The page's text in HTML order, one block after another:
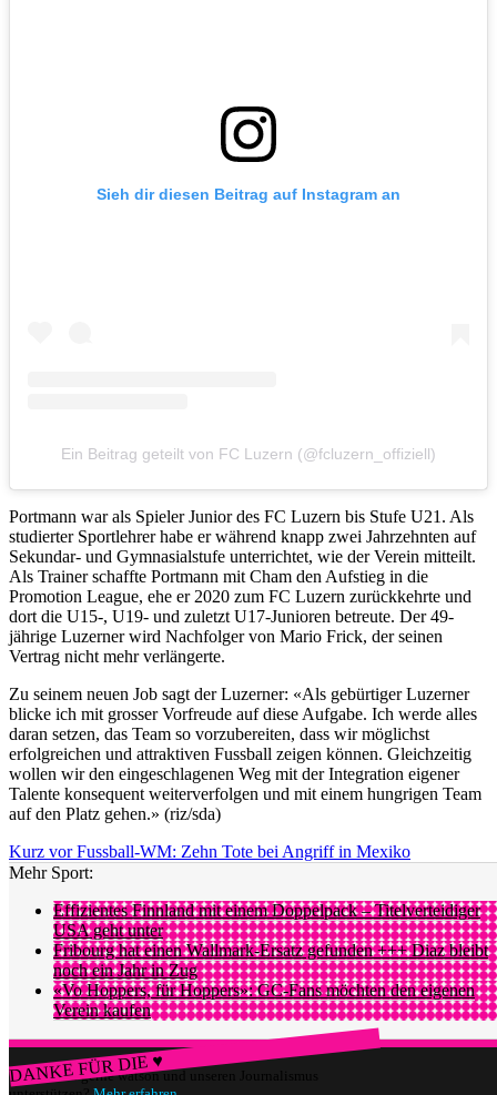
Sieh dir diesen Beitrag auf Instagram an
Ein Beitrag geteilt von FC Luzern (@fcluzern_offiziell)
Portmann war als Spieler Junior des FC Luzern bis Stufe U21. Als
studierter Sportlehrer habe er während knapp zwei Jahrzehnten auf
Sekundar- und Gymnasialstufe unterrichtet, wie der Verein mitteilt.
Als Trainer schaffte Portmann mit Cham den Aufstieg in die
Promotion League, ehe er 2020 zum FC Luzern zurückkehrte und
dort die U15-, U19- und zuletzt U17-Junioren betreute. Der 49-
jährige Luzerner wird Nachfolger von Mario Frick, der seinen
Vertrag nicht mehr verlängerte.
Zu seinem neuen Job sagt der Luzerner: «Als gebürtiger Luzerner
blicke ich mit grosser Vorfreude auf diese Aufgabe. Ich werde alles
daran setzen, das Team so vorzubereiten, dass wir möglichst
erfolgreichen und attraktiven Fussball zeigen können. Gleichzeitig
wollen wir den eingeschlagenen Weg mit der Integration eigener
Talente konsequent weiterverfolgen und mit einem hungrigen Team
auf den Platz gehen.» (riz/sda)
Kurz vor Fussball-WM: Zehn Tote bei Angriff in Mexiko
Mehr Sport:
Effizientes Finnland mit einem Doppelpack – Titelverteidiger
USA geht unter
Fribourg hat einen Wallmark-Ersatz gefunden +++ Diaz bleibt
noch ein Jahr in Zug
«Vo Hoppers, für Hoppers»: GC-Fans möchten den eigenen
Verein kaufen
DANKE FÜR DIE ♥
Würdest du gerne watson und unseren Journalismus